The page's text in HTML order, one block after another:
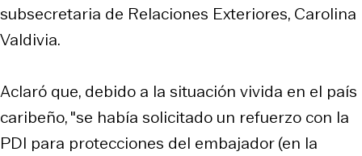
subsecretaria de Relaciones Exteriores, Carolina
Valdivia.
Aclaró que, debido a la situación vivida en el país
caribeño, "se había solicitado un refuerzo con la
PDI para protecciones del embajador (en la